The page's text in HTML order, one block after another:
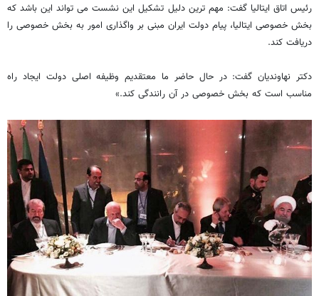
رئيس اتاق ايتاليا گفت: مهم ترين دليل تشكيل اين نشست می تواند اين باشد كه
بخش خصوصی ايتاليا، پيام دولت ايران مبنی بر واگذاری امور به بخش خصوصی را
دريافت كند.
دكتر نهاونديان گفت: در حال حاضر ما معتقديم وظيفه اصلی دولت ايجاد راه
مناسب است كه بخش خصوصی در آن رانندگی كند.»